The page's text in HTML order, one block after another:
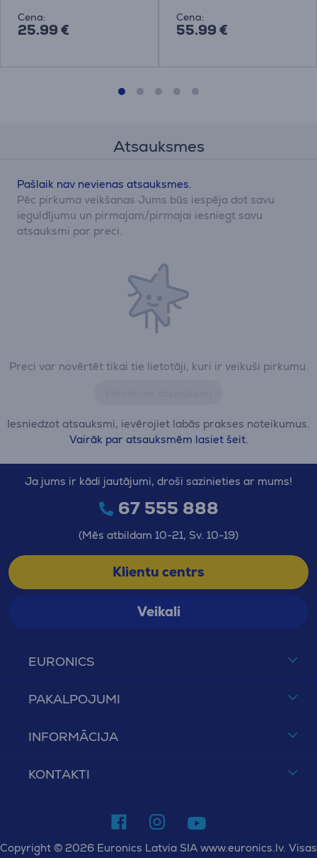
Cena:
25.99 €
Cena:
55.99 €
Atsauksmes
Preci var novērtēt tikai tie lietotāji, kuri ir veikuši pirkumu.
Iesniedzot atsauksmi, ievērojiet labās prakses noteikumus.
Vairāk par atsauksmēm lasiet šeit.
Pašlaik nav nevienas atsauksmes.
Pēc pirkuma veikšanas Jums būs iespēja dot savu
ieguldījumu un pirmajam/pirmajai iesniegt savu
atsauksmi par preci.
EURONICS
PAKALPOJUMI
INFORMĀCIJA
KONTAKTI
Ja jums ir kādi jautājumi, droši sazinieties ar mums!
67 555 888
(Mēs atbildam 10-21, Sv. 10-19)
Klientu centrs
Veikali
Copyright © 2026 Euronics Latvia SIA www.euronics.lv. Visas